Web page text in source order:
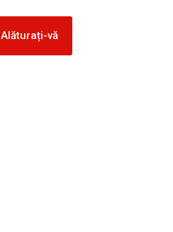
Alăturați-vă